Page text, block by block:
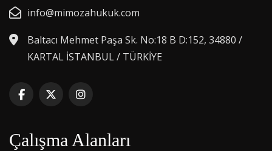
info@mimozahukuk.com
Baltacı Mehmet Paşa Sk. No:18 B D:152, 34880 /
KARTAL İSTANBUL / TÜRKİYE
Çalışma Alanları